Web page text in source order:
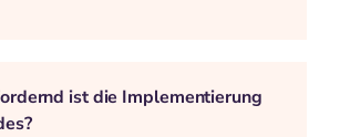
ist die Implementierung